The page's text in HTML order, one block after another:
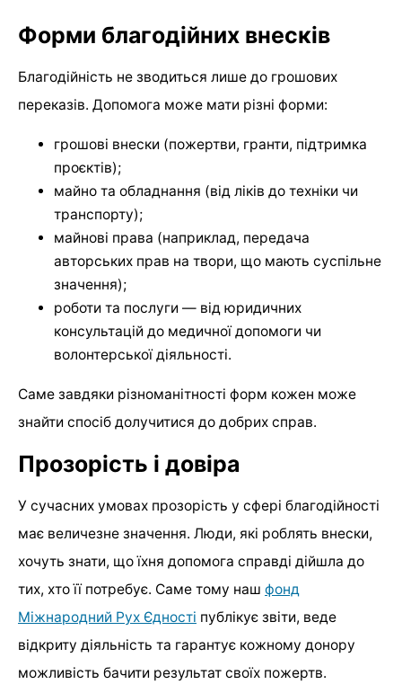
Форми благодійних внесків
Благодійність не зводиться лише до грошових
переказів. Допомога може мати різні форми:
грошові внески (пожертви, гранти, підтримка
проєктів);
майно та обладнання (від ліків до техніки чи
транспорту);
майнові права (наприклад, передача
авторських прав на твори, що мають суспільне
значення);
роботи та послуги — від юридичних
консультацій до медичної допомоги чи
волонтерської діяльності.
Саме завдяки різноманітності форм кожен може
знайти спосіб долучитися до добрих справ.
Прозорість і довіра
У сучасних умовах прозорість у сфері благодійності
має величезне значення. Люди, які роблять внески,
хочуть знати, що їхня допомога справді дійшла до
тих, хто її потребує. Саме тому наш фонд
Міжнародний Рух Єдності публікує звіти, веде
відкриту діяльність та гарантує кожному донору
можливість бачити результат своїх пожертв.